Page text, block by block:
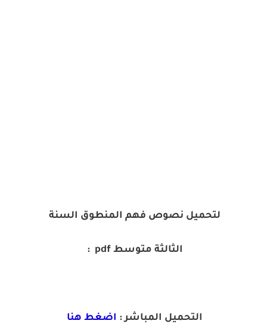
لتحميل نصوص فهم المنطوق السنة
الثالثة متوسط pdf :
التحميل المباشر : اضغط هنا